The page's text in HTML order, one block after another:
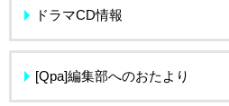
ドラマCD情報
[Qpa]編集部へのおたより